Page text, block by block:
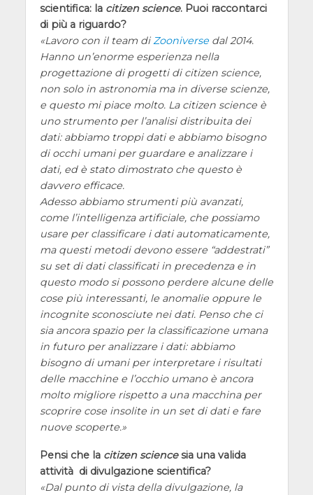
scientifica: la citizen science. Puoi raccontarci
di più a riguardo?
Lavoro con il team di Zooniversedal 2014.
Hanno un’enorme esperienza nella
progettazione di progetti di citizen science,
non solo in astronomia ma in diverse scienze,
e questo mi piace molto. La citizen science è
uno strumento per l’analisi distribuita dei
dati: abbiamo troppi dati e abbiamo bisogno
di occhi umani per guardare e analizzare i
dati, ed è stato dimostrato che questo è
davvero efficace.
Adesso abbiamo strumenti più avanzati,
come l’intelligenza artificiale, che possiamo
usare per classificare i dati automaticamente,
ma questi metodi devono essere “addestrati”
su set di dati classificati in precedenza e in
questo modo si possono perdere alcune delle
cose più interessanti, le anomalie oppure le
incognite sconosciute nei dati. Penso che ci
sia ancora spazio per la classificazione umana
in futuro per analizzare i dati: abbiamo
bisogno di umani per interpretare i risultati
delle macchine e l’occhio umano è ancora
molto migliore rispetto a una macchina per
scoprire cose insolite in un set di dati e fare
nuove scoperte.
Pensi che la citizen sciencesia una valida
attività di divulgazione scientifica?
Dal punto di vista della divulgazione, la